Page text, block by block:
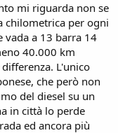
mi riguarda non se
chilometrica per ogni
vada a 13 barra 14
40.000 km
L'unico
che però non
del diesel su un
in città lo perde
ed ancora più